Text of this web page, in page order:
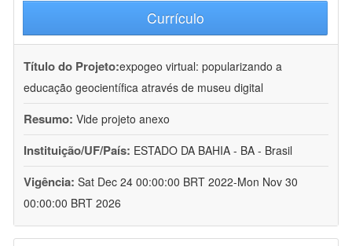
Currículo
Título do Projeto:expogeo virtual: popularizando a
educação geocientífica através de museu digital
Resumo: Vide projeto anexo
Instituição/UF/País: ESTADO DA BAHIA - BA - Brasil
Vigência: Sat Dec 24 00:00:00 BRT 2022-Mon Nov 30
00:00:00 BRT 2026